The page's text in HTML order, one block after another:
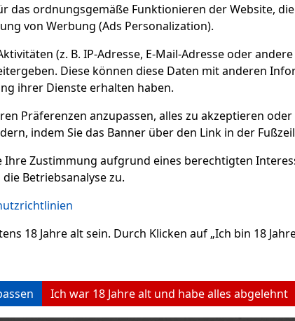
das ordnungsgemäße Funktionieren der Website,
von Werbung (Ads Personalization).
(z. B. IP-Adresse, E-Mail-Adresse oder
Diese können diese Daten mit anderen
ihrer Dienste erhalten haben.
Präferenzen anzupassen, alles zu akzeptieren
indem Sie das Banner über den Link in der
Zustimmung aufgrund eines berechtigten
Betriebsanalyse zu.
18 Jahre alt sein. Durch Klicken auf „Ich bin 18
Ich war 18 Jahre alt und habe alles abgelehnt
(2 st)
45 €
E-Zigarette LIO BASE
AUF LAGER(5 st)
2.47€ ohne VAT 2.99 € 2.47
Previous